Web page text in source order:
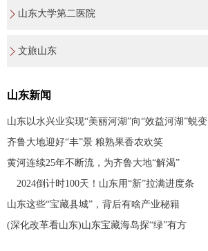
山东大学第二医院
文旅山东
山东新闻
山东以水兴业实现“美丽河湖”向“效益河湖”蜕变
齐鲁大地迎好“丰”景 粮熟果香农欢笑
黄河连续25年不断流，为齐鲁大地“解渴”
2024倒计时100天！山东用“新”拉满进度条
山东这些“宝藏县城”，背后有啥产业秘籍
(深化改革看山东)山东宝藏海岛探“绿”有方